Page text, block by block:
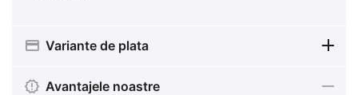
Variante de plata
Avantajele noastre